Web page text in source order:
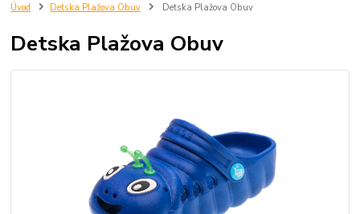
Úvod Detska Plažova Obuv Detska Plažova Obuv
Detska Plažova Obuv